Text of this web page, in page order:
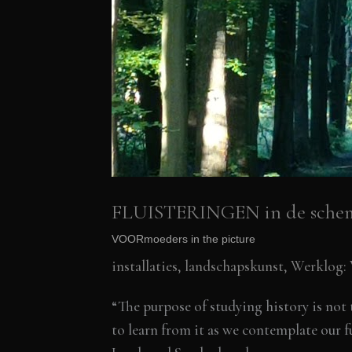
FLUISTERINGEN in de
VOORmoeders in the picture
installaties, landschapskunst, Werklog:
“The purpose of studying history is
to learn from it as we contemplate